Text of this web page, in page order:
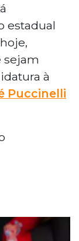
estadual
sejam
à
Puccinelli